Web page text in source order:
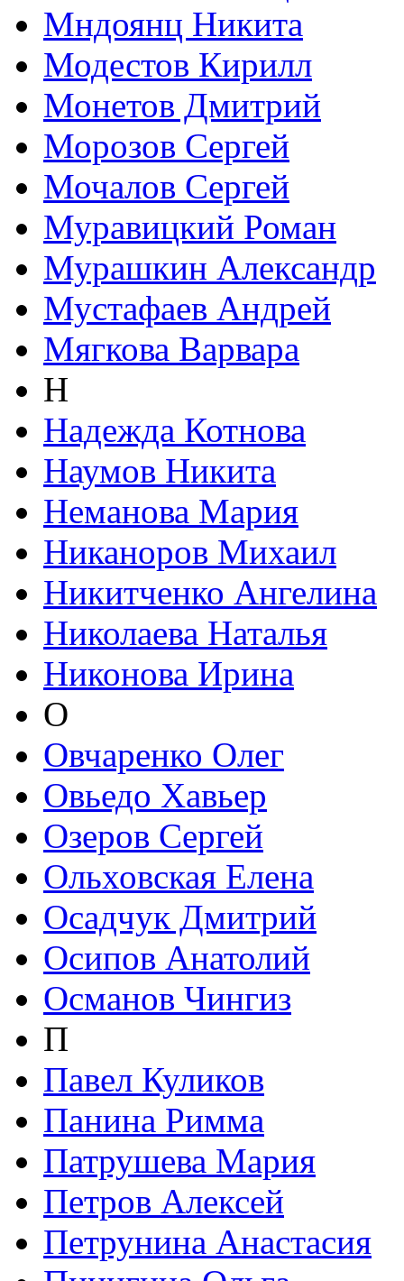
Мндоянц Никита
Модестов Кирилл
Монетов Дмитрий
Морозов Сергей
Мочалов Сергей
Муравицкий Роман
Мурашкин Александр
Мустафаев Андрей
Мягкова Варвара
Н
Надежда Котнова
Наумов Никита
Неманова Мария
Никаноров Михаил
Никитченко Ангелина
Николаева Наталья
Никонова Ирина
О
Овчаренко Олег
Овьедо Хавьер
Озеров Сергей
Ольховская Елена
Осадчук Дмитрий
Осипов Анатолий
Османов Чингиз
П
Павел Куликов
Панина Римма
Патрушева Мария
Петров Алексей
Петрунина Анастасия